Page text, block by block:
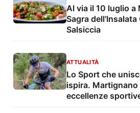
Al via il 10 luglio a
Sagra dell'Insalata
Salsiccia
ATTUALITÀ
Lo Sport che
ispira. Martignano
eccellenze